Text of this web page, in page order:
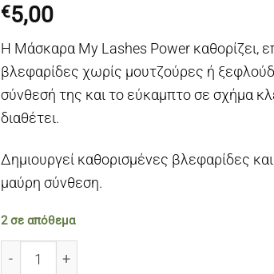
€5,00
Η Μάσκαρα My Lashes Power καθορίζει,
βλεφαρίδες χωρίς μουτζούρες ή
σύνθεσή της και το εύκαμπτο σε σχήμα
διαθέτει.
Δημιουργεί καθορισμένες βλεφαρίδες
μαύρη σύνθεση.
2 σε απόθεμα